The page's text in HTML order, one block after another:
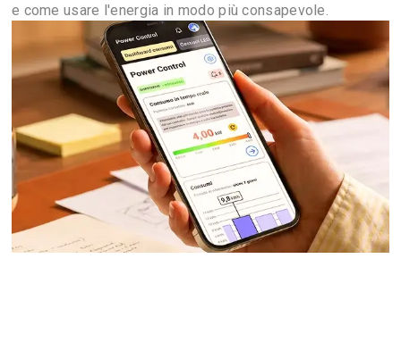
e come usare l'energia in modo più consapevole.